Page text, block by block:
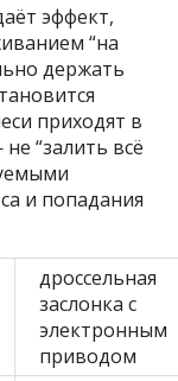
эффект,
“на
держать
приходят в
“залить всё
и попадания
дроссельная
заслонка с
электронным
приводом